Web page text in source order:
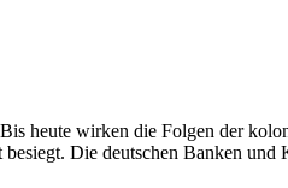
heute wirken die Folgen der
Die deutschen Banken und